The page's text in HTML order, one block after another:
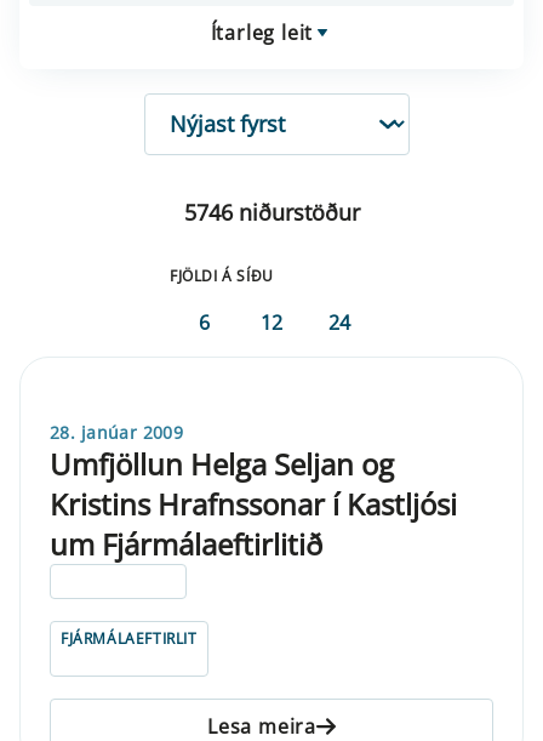
Ítarleg leit
RÖÐUN
5746 niðurstöður
FJÖLDI Á SÍÐU
6 12 24
28. janúar 2009
Umfjöllun Helga Seljan og
Kristins Hrafnssonar í Kastljósi
um Fjármálaeftirlitið
FJÁRMÁLAEFTIRLIT
Lesa meira